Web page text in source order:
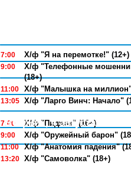
7:00 Х/ф "Я на перемотке!" (12+)
9:00
Х/ф "Телефонные
(18+)
11:00 Х/ф "Малышка на миллион"
13:05 Х/ф "Ларго Винч: Начало"
Вторник, 4 августа
7:00 Х/ф "Пиджак" (16+)
9:00 Х/ф "Оружейный барон"
11:00 Х/ф "Анатомия падения"
13:20 Х/ф "Самоволка" (18+)